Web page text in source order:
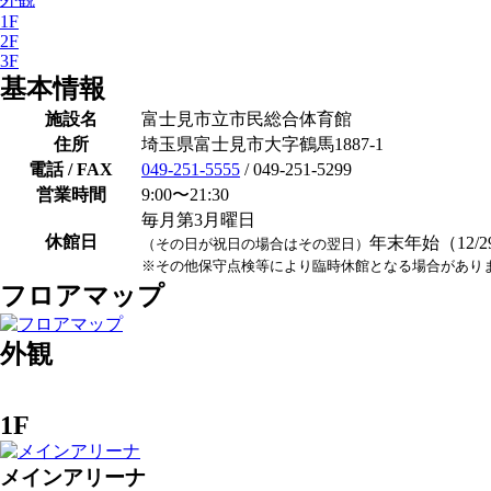
1F
2F
3F
基本情報
施設名
富士見市立市民総合体育館
住所
埼玉県富士見市大字鶴馬1887-1
電話 / FAX
049-251-5555 / 049-251-5299
営業時間
9:00〜21:30
休館日
毎月第3月曜日
（その日が祝日の場合はその翌日） 年末年始（12/
※その他保守点検等により臨時休館となる場合があり
フロアマップ
外観
1F
メインアリーナ